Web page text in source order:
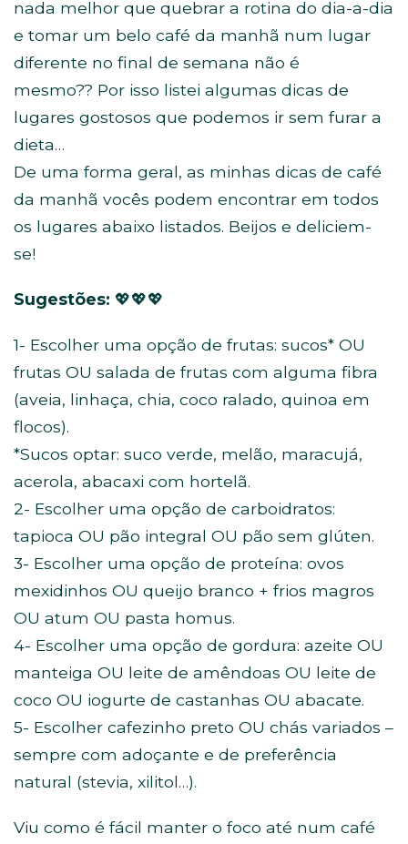
nada melhor que quebrar a rotina do dia-a-dia
e tomar um belo café da manhã num lugar
diferente no final de semana não é
mesmo?? Por isso listei algumas dicas de
lugares gostosos que podemos ir sem furar a
dieta…
De uma forma geral, as minhas dicas de café
da manhã vocês podem encontrar em todos
os lugares abaixo listados. Beijos e deliciem-
se!
Sugestões: 💖💖💖
1- Escolher uma opção de frutas: sucos* OU
frutas OU salada de frutas com alguma fibra
(aveia, linhaça, chia, coco ralado, quinoa em
flocos).
*Sucos optar: suco verde, melão, maracujá,
acerola, abacaxi com hortelã.
2- Escolher uma opção de carboidratos:
tapioca OU pão integral OU pão sem glúten.
3- Escolher uma opção de proteína: ovos
mexidinhos OU queijo branco + frios magros
OU atum OU pasta homus.
4- Escolher uma opção de gordura: azeite OU
manteiga OU leite de amêndoas OU leite de
coco OU iogurte de castanhas OU abacate.
5- Escolher cafezinho preto OU chás variados –
sempre com adoçante e de preferência
natural (stevia, xilitol…).
Viu como é fácil manter o foco até num café